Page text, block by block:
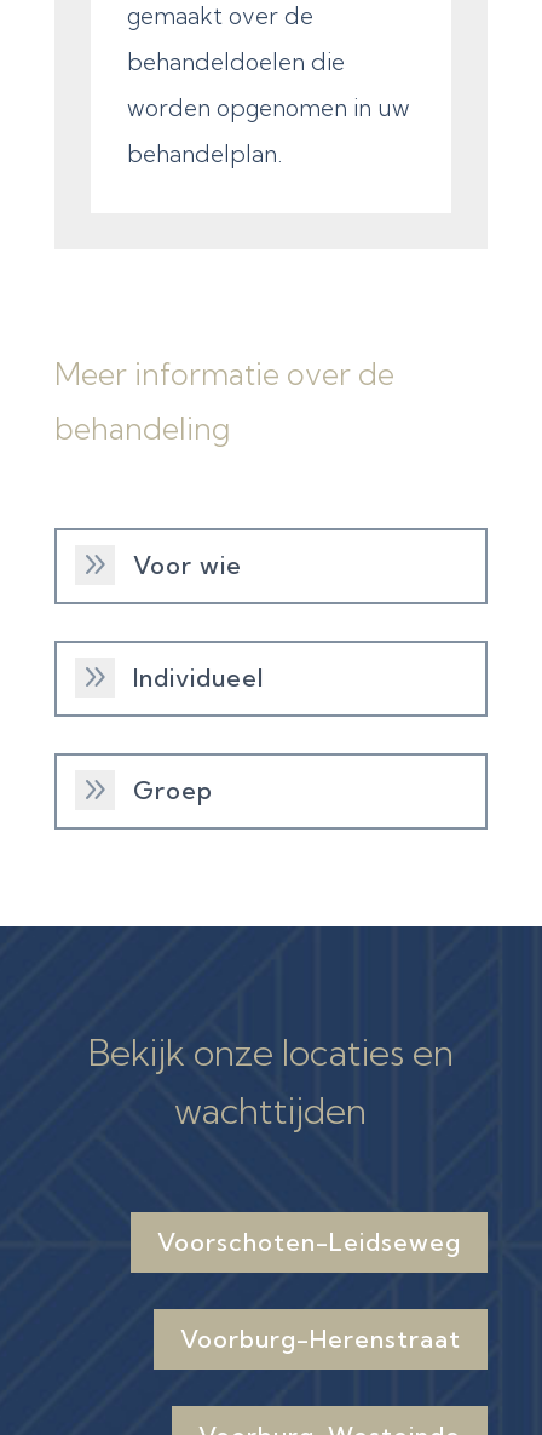
gemaakt over de
behandeldoelen die
worden opgenomen in uw
behandelplan.
Meer informatie over de
behandeling
9 Voor wie
9 Individueel
9 Groep
Bekijk onze locaties en
wachttijden
Voorschoten-Leidseweg
Voorburg-Herenstraat